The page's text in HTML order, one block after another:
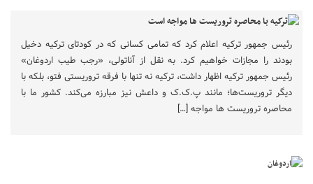
رئیس جمهور ترکیه اعلام کرد که تمامی کسانی که در کودتای ترکیه دخیل
بودند را مجازات خواهیم کرد. به نقل از آناتولی، «رجب طیب اردوغان»
رئیس جمهور ترکیه اظهار داشت، ترکیه نه تنها با فرقه تروریستی فتو، بلکه با
دیگر تروریست‌ها؛ مانند پ.ک.ک و داعش نیز مبارزه می‌کند. کشور ما با
محاصره تروریست ها مواجه […]